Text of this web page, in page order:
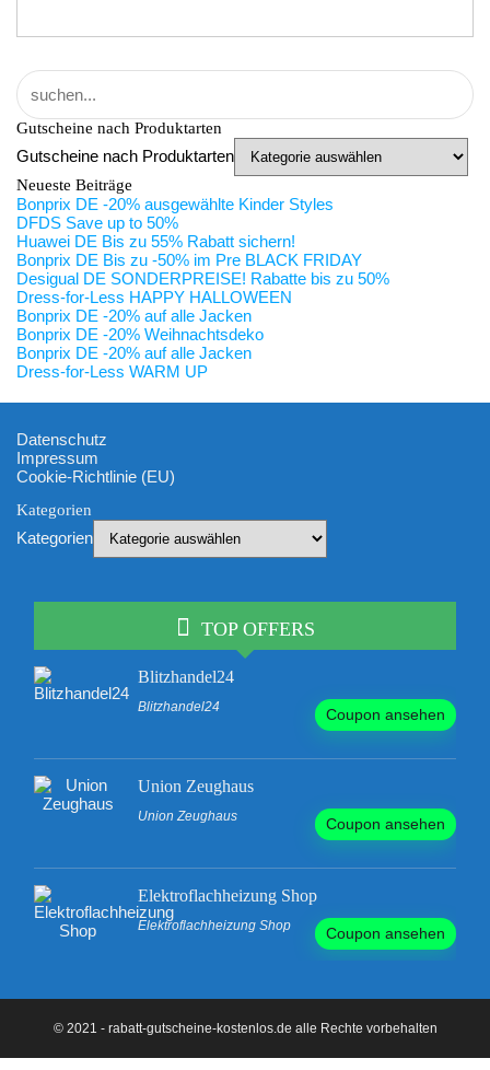
Gutscheine nach Produktarten
Gutscheine nach Produktarten
Neueste Beiträge
Bonprix DE -20% ausgewählte Kinder Styles
DFDS Save up to 50%
Huawei DE Bis zu 55% Rabatt sichern!
Bonprix DE Bis zu -50% im Pre BLACK FRIDAY
Desigual DE SONDERPREISE! Rabatte bis zu 50%
Dress-for-Less HAPPY HALLOWEEN
Bonprix DE -20% auf alle Jacken
Bonprix DE -20% Weihnachtsdeko
Bonprix DE -20% auf alle Jacken
Dress-for-Less WARM UP
Datenschutz
Impressum
Cookie-Richtlinie (EU)
Kategorien
Kategorien
TOP OFFERS
Blitzhandel24
Blitzhandel24 Coupon ansehen
Union Zeughaus
Union Zeughaus Coupon ansehen
Elektroflachheizung Shop
Elektroflachheizung Shop Coupon ansehen
© 2021 - rabatt-gutscheine-kostenlos.de alle Rechte vorbehalten